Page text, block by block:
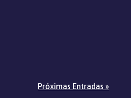
Próximas Entradas »